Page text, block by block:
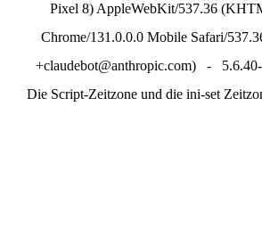
Pixel 8) AppleWebKit/537.36
Chrome/131.0.0.0 Mobile Safari/
+claudebot@anthropic.com) -
Die Script-Zeitzone und die ini-set